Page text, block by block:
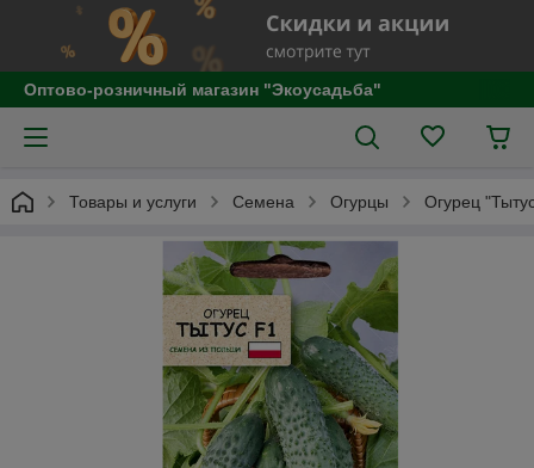
Оптово-розничный магазин "Экоусадьба"
Товары и услуги Семена Огурцы Огурец